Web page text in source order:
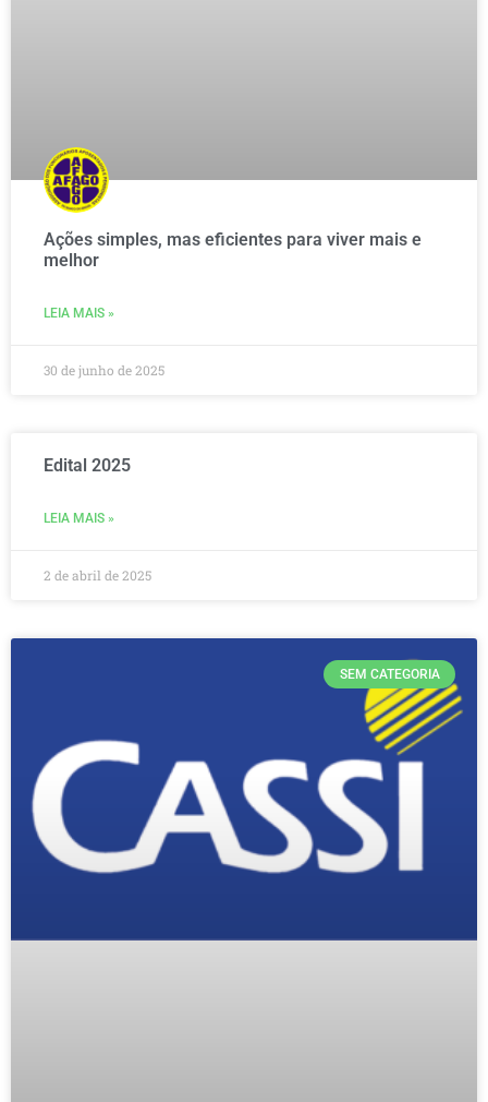
Ações simples, mas eficientes para viver mais e
melhor
LEIA MAIS »
30 de junho de 2025
Edital 2025
LEIA MAIS »
2 de abril de 2025
SEM CATEGORIA